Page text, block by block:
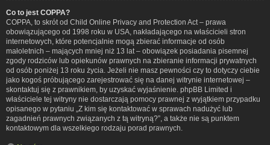
Co to jest COPPA?
COPPA, to skrót od Child Online Privacy and Protection Act – prawa
obowiązującego od 1998 roku w USA, nakładającego na właścicieli stron
internetowych, które potencjalnie mogą zbierać informacje od osób
małoletnich – mających mniej niż 13 lat – obowiązek posiadania pisemnej
zgody rodziców lub opiekunów prawnych na zbieranie informacji prywatnych
od osób poniżej 13 roku życia. Jeżeli nie masz pewności czy to dotyczy ciebie
jako kogoś próbującego zarejestrować się na danej witrynie internetowej –
skontaktuj się z prawnikiem, by uzyskać wyjaśnienie. phpBB Limited i
właściciele tej witryny nie dostarczają pomocy prawnej z wyjątkiem przypadku
opisanego w pytaniu „Z kim się kontaktować w sprawach nadużyć lub
zagadnień prawnych związanych z tą witryną?”, a także nie są punktem
kontaktowym dla wszelkiego rodzaju porad prawnych.